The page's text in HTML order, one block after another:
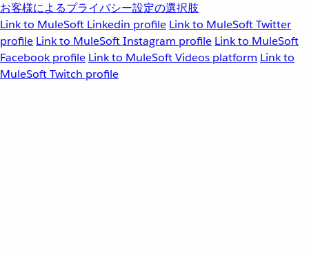
お客様によるプライバシー設定の選択肢
Link to MuleSoft Linkedin profile Link to MuleSoft Twitter
profile Link to MuleSoft Instagram profile Link to MuleSoft
Facebook profile Link to MuleSoft Videos platform Link to
MuleSoft Twitch profile